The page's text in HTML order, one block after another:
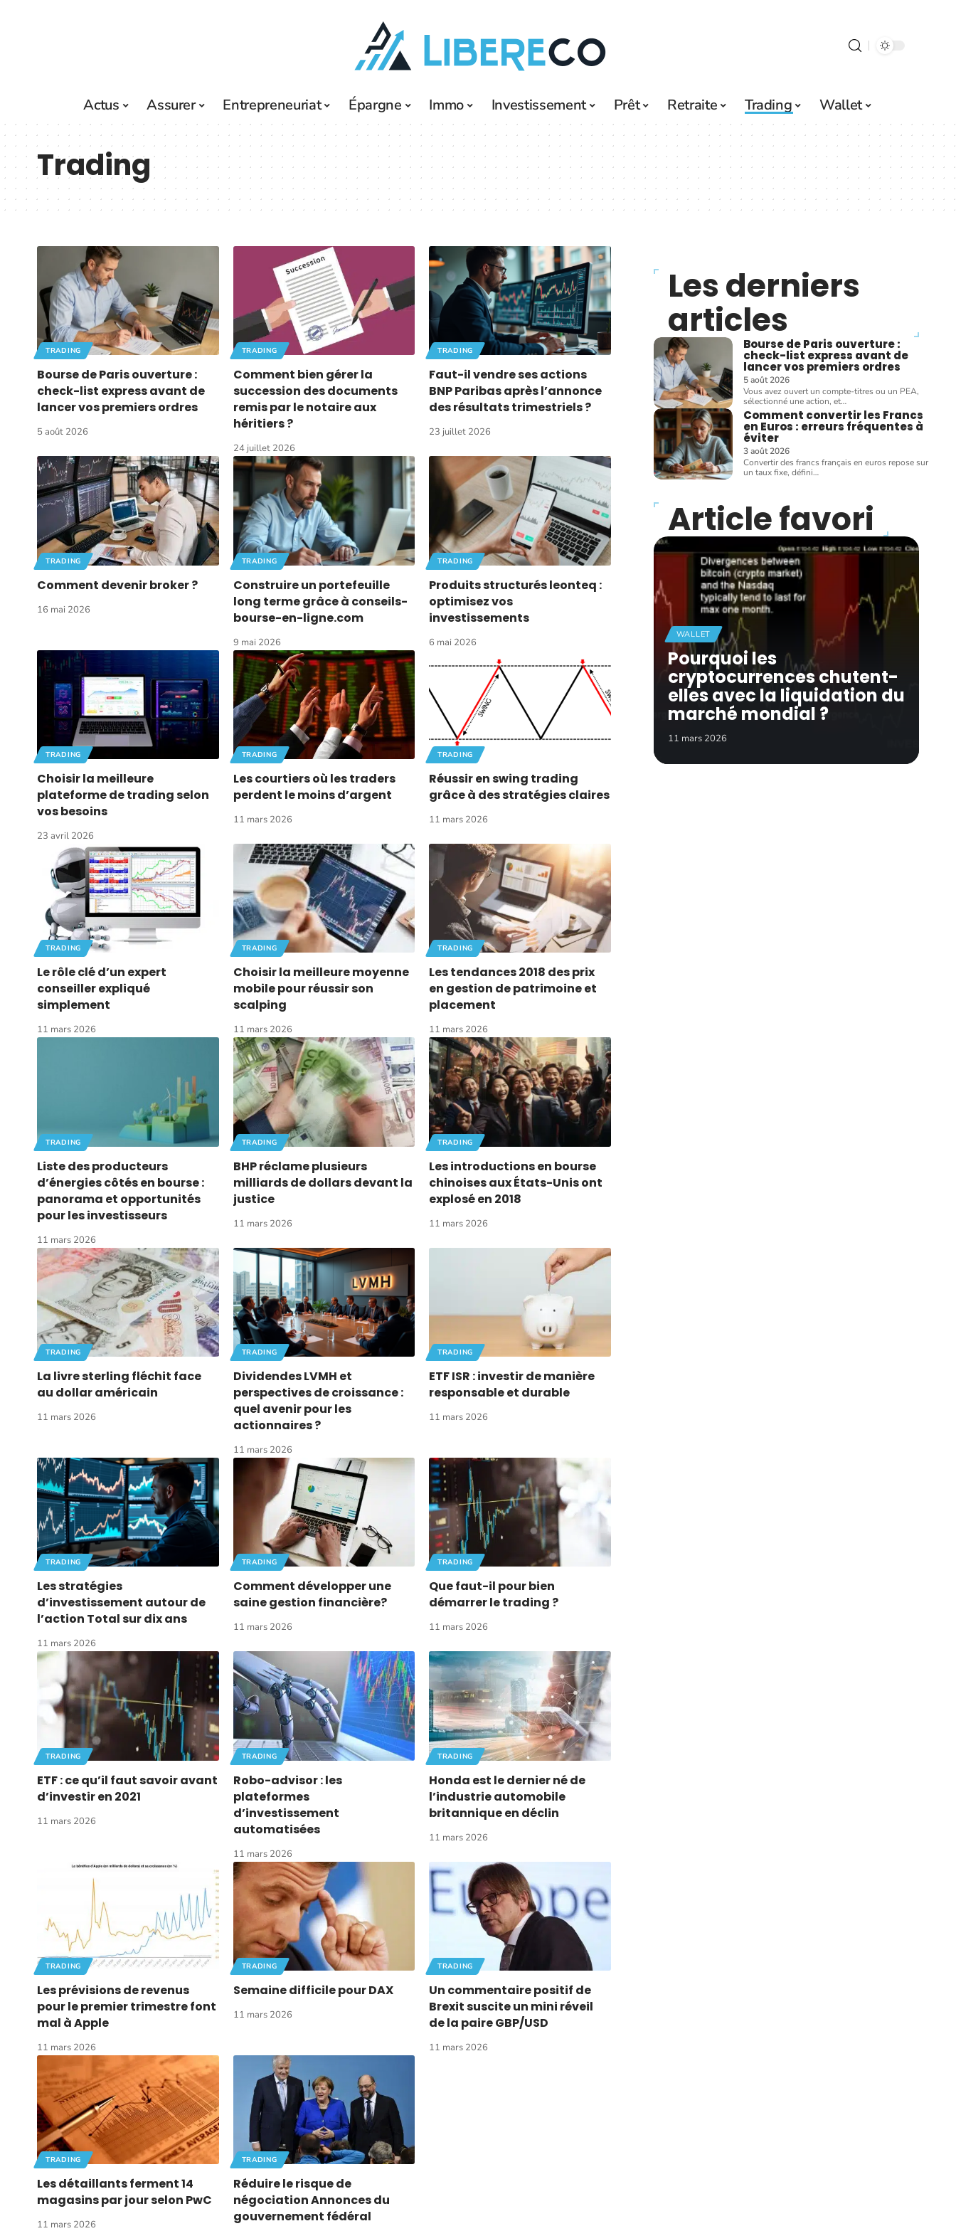
Actus Assurer Entrepreneuriat Épargne Immo Investissement Prêt Retraite Trading Wallet
Trading
TRADING
Bourse de Paris ouverture :
check-list express avant de
lancer vos premiers ordres
5 août 2026
TRADING
Comment bien gérer la
succession des documents
remis par le notaire aux
héritiers ?
24 juillet 2026
TRADING
Faut-il vendre ses actions
BNP Paribas après l’annonce
des résultats trimestriels ?
23 juillet 2026
TRADING
Comment devenir broker ?
16 mai 2026
TRADING
Construire un portefeuille
long terme grâce à conseils-
bourse-en-ligne.com
9 mai 2026
TRADING
Produits structurés leonteq :
optimisez vos
investissements
6 mai 2026
TRADING
Choisir la meilleure
plateforme de trading selon
vos besoins
23 avril 2026
TRADING
Les courtiers où les traders
perdent le moins d’argent
11 mars 2026
TRADING
Réussir en swing trading
grâce à des stratégies claires
11 mars 2026
TRADING
Le rôle clé d’un expert
conseiller expliqué
simplement
11 mars 2026
TRADING
Choisir la meilleure moyenne
mobile pour réussir son
scalping
11 mars 2026
TRADING
Les tendances 2018 des prix
en gestion de patrimoine et
placement
11 mars 2026
TRADING
Liste des producteurs
d’énergies côtés en bourse :
panorama et opportunités
pour les investisseurs
11 mars 2026
TRADING
BHP réclame plusieurs
milliards de dollars devant la
justice
11 mars 2026
TRADING
Les introductions en bourse
chinoises aux États-Unis ont
explosé en 2018
11 mars 2026
TRADING
La livre sterling fléchit face
au dollar américain
11 mars 2026
TRADING
Dividendes LVMH et
perspectives de croissance :
quel avenir pour les
actionnaires ?
11 mars 2026
TRADING
ETF ISR : investir de manière
responsable et durable
11 mars 2026
TRADING
Les stratégies
d’investissement autour de
l’action Total sur dix ans
11 mars 2026
TRADING
Comment développer une
saine gestion financière?
11 mars 2026
TRADING
Que faut-il pour bien
démarrer le trading ?
11 mars 2026
TRADING
ETF : ce qu’il faut savoir avant
d’investir en 2021
11 mars 2026
TRADING
Robo-advisor : les
plateformes
d’investissement
automatisées
11 mars 2026
TRADING
Honda est le dernier né de
l’industrie automobile
britannique en déclin
11 mars 2026
TRADING
Les prévisions de revenus
pour le premier trimestre font
mal à Apple
11 mars 2026
TRADING
Semaine difficile pour DAX
11 mars 2026
TRADING
Un commentaire positif de
Brexit suscite un mini réveil
de la paire GBP/USD
11 mars 2026
TRADING
Les détaillants ferment 14
magasins par jour selon PwC
11 mars 2026
TRADING
Réduire le risque de
négociation Annonces du
gouvernement fédéral
Les derniers
articles
Bourse de Paris ouverture :
check-list express avant de
lancer vos premiers ordres
5 août 2026
Vous avez ouvert un compte-titres ou un PEA,
sélectionné une action, et…
Comment convertir les Francs
en Euros : erreurs fréquentes à
éviter
3 août 2026
Convertir des francs français en euros repose sur
un taux fixe, défini…
Article favori
WALLET
Pourquoi les
cryptocurrences chutent-
elles avec la liquidation du
marché mondial ?
11 mars 2026